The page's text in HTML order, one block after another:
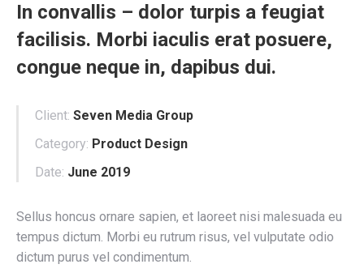
In convallis – dolor turpis a feugiat
facilisis. Morbi iaculis erat posuere,
congue neque in, dapibus dui.
Client: Seven Media Group
Category: Product Design
Date: June 2019
Sellus honcus ornare sapien, et laoreet nisi malesuada eu
tempus dictum. Morbi eu rutrum risus, vel vulputate odio
dictum purus vel condimentum.